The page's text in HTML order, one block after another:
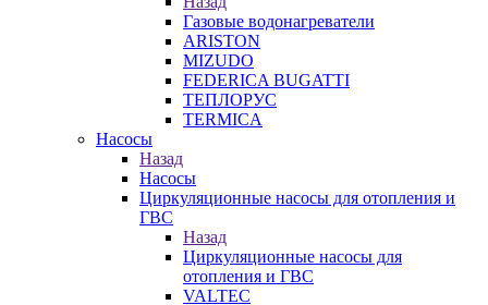
Газовые водонагреватели
ARISTON
MIZUDO
FEDERICA BUGATTI
ТЕПЛОРУС
TERMICA
Насосы
Назад
Насосы
Циркуляционные насосы для отопления и
ГВС
Назад
Циркуляционные насосы для
отопления и ГВС
VALTEC